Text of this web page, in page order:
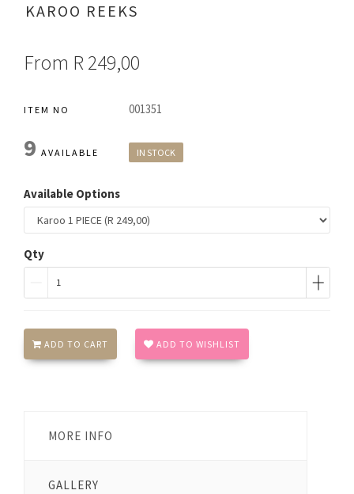
KAROO REEKS
From R 249,00
ITEM NO 001351
9 AVAILABLE IN STOCK
Available Options
Qty
ADD TO CART ADD TO WISHLIST
MORE INFO
GALLERY